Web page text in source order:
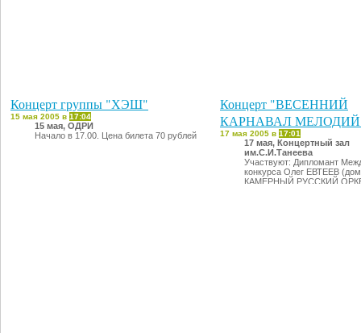
Концерт группы "ХЭШ"
15 мая 2005 в 17:04
15 мая, ОДРИ
Начало в 17.00. Цена билета 70 рублей
Концерт "ВЕСЕННИЙ
КАРНАВАЛ
17 мая 2005 в 17:01
17 мая, Концертный зал
им.С.И.Танеева
Участвуют: Дипломант
конкурса Олег ЕВТЕЕВ
КАМЕРНЫЙ РУССКИЙ